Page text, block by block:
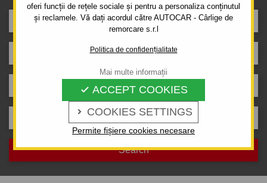
oferi funcții de rețele sociale și pentru a personaliza conținutul
și reclamele. Vă dați acordul către AUTOCAR - Cârlige de
remorcare s.r.l
Politica de confidențialitate
 COOKIES SETTINGS
 ACCEPT COOKIES
Permite fișiere cookies necesare
Mai multe informații
MERCEDES
An de producție